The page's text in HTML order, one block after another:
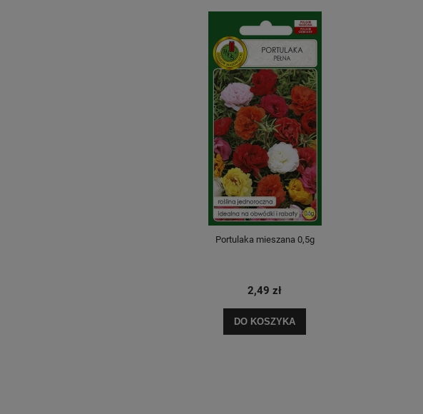
Portulaka mieszana 0,5g
2,49 zł
DO KOSZYKA